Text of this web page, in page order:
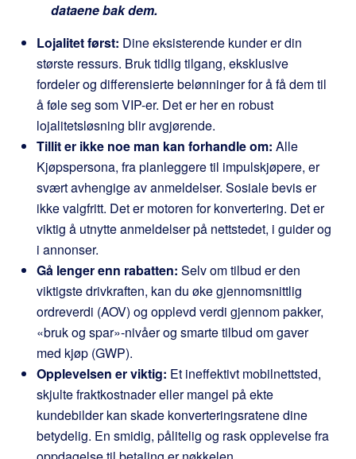
dataene bak dem.
Lojalitet først: Dine eksisterende kunder er din
største ressurs. Bruk tidlig tilgang, eksklusive
fordeler og differensierte belønninger for å få dem til
å føle seg som VIP-er. Det er her en robust
lojalitetsløsning blir avgjørende.
Tillit er ikke noe man kan forhandle om: Alle
Kjøpspersona, fra planleggere til impulskjøpere, er
svært avhengige av anmeldelser. Sosiale bevis er
ikke valgfritt. Det er motoren for konvertering. Det er
viktig å utnytte anmeldelser på nettstedet, i guider og
i annonser.
Gå lenger enn rabatten: Selv om tilbud er den
viktigste drivkraften, kan du øke gjennomsnittlig
ordreverdi (AOV) og opplevd verdi gjennom pakker,
«bruk og spar»-nivåer og smarte tilbud om gaver
med kjøp (GWP).
Opplevelsen er viktig: Et ineffektivt mobilnettsted,
skjulte fraktkostnader eller mangel på ekte
kundebilder kan skade konverteringsratene dine
betydelig. En smidig, pålitelig og rask opplevelse fra